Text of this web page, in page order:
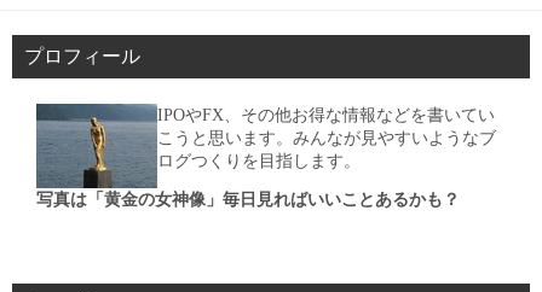
プロフィール
IPOやFX、その他お得な情報などを書いてい
こうと思います。みんなが見やすいようなブ
ログつくりを目指します。
写真は「黄金の女神像」毎日見ればいいことあるかも？